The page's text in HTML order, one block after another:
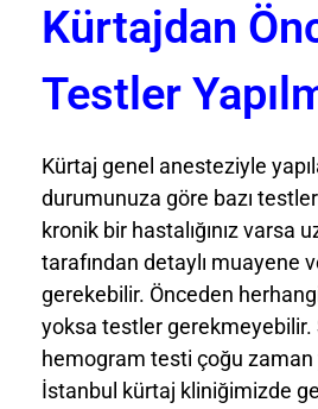
Kürtajdan
Testler
Kürtaj genel anesteziyle
durumunuza göre bazı
kronik bir hastalığınız varsa
tarafından detaylı muayene
gerekebilir. Önceden
yoksa testler gerekmeyebilir.
hemogram testi çoğu zaman
İstanbul kürtaj kliniğimizde